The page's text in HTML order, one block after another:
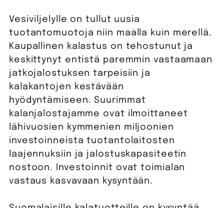
Vesiviljelylle on tullut uusia
tuotantomuotoja niin maalla kuin merellä.
Kaupallinen kalastus on tehostunut ja
keskittynyt entistä paremmin vastaamaan
jatkojalostuksen tarpeisiin ja
kalakantojen kestävään
hyödyntämiseen. Suurimmat
kalanjalostajamme ovat ilmoittaneet
lähivuosien kymmenien miljoonien
investoinneista tuotantolaitosten
laajennuksiin ja jalostuskapasiteetin
nostoon. Investoinnit ovat toimialan
vastaus kasvavaan kysyntään.